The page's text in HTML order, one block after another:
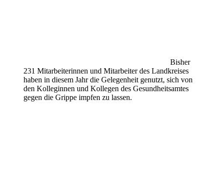
Bisher
231 Mitarbeiterinnen und Mitarbeiter des Landkreises
haben in diesem Jahr die Gelegenheit genutzt, sich von
den Kolleginnen und Kollegen des Gesundheitsamtes
gegen die Grippe impfen zu lassen.